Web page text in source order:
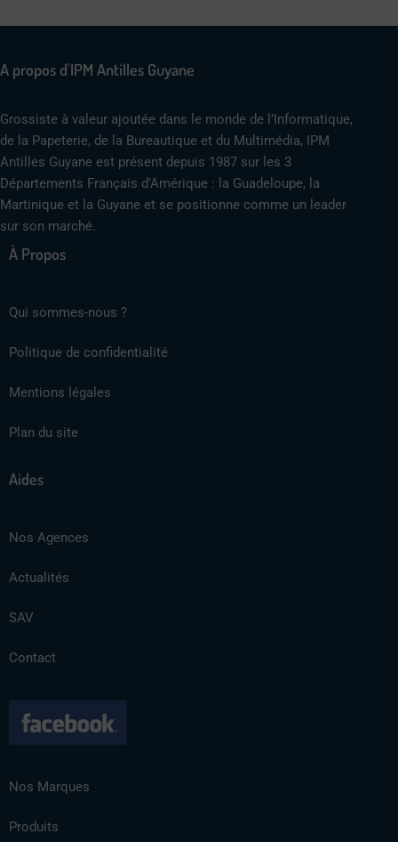
A propos d'IPM Antilles Guyane
Grossiste à valeur ajoutée dans le monde de l’Informatique,
de la Papeterie, de la Bureautique et du Multimédia, IPM
Antilles Guyane est présent depuis 1987 sur les 3
Départements Français d’Amérique : la Guadeloupe, la
Martinique et la Guyane et se positionne comme un leader
sur son marché.
À Propos
Qui sommes-nous ?
Politique de confidentialité
Mentions légales
Plan du site
Aides
Nos Agences
Actualités
SAV
Contact
Nos Marques
Produits